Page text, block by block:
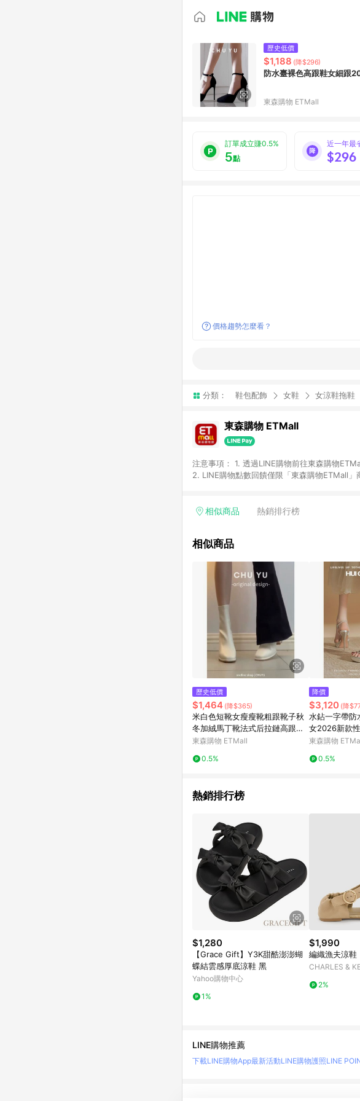
歷史低價
$1,188 (降$296)
防水臺裸色高跟鞋女細跟
東森購物 ETMall
訂單成立賺0.5%
5點
近一年最
$296
價格趨勢怎麼看？
分類： 鞋包配飾 女鞋 女涼鞋拖鞋
東森購物 ETMall
注意事項： 1. 透過LINE購物前往東森購物
2. LINE購物點數回饋僅限「東森購物ETMall
「草莓網」全館商品。 4. 如取消訂單、退貨
面顯示為準。 7. LINE購物設有「單一商品最
品資料更新會有時間差，如顯示之商品規格
準。 9. 若有贈點爭議，請務必於訂單日期
贈點回饋。 10. 部分點數紅包僅限指定商品
紅包頁面規則為準。
相似商品 熱銷排行榜
相似商品
歷史低價
$1,464 (降$365)
米白色短靴女瘦瘦靴粗跟靴子秋
冬加絨馬丁靴法式后拉鏈高跟靴
新款
東森購物 ETMall
0.5%
降價
$3,120 (降
水鉆一字帶防
女2026新款
女夏
東森購物
0.5%
熱銷排行榜
$1,280
【Grace Gift】Y3K甜酷澎澎蝴
蝶結雲感厚底涼鞋 黑
Yahoo購物中心
1%
$1,990
編織漁夫涼鞋
CHARLES &
2%
LINE購物推薦
下載LINE購物App最新活動LINE購物護照LINE